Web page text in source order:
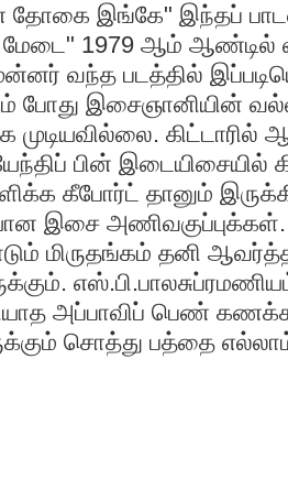
தோகை இங்கே" இந்தப்
1979 ஆம் ஆண்டில்
வந்த படத்தில்
போது இசைஞானியின்
கிட்டாரில்
பின் இடையிசையில்
கீபோர்ட் தானும்
இசை அணிவகுப்புக்கள்.
மிருதங்கம் தனி
அப்பாவிப் பெண்
சொத்து பத்தை